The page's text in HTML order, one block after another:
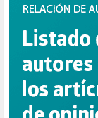
CINE (35)
COMPROMISO
CONFERENCIA
CONSUMO (1)
CORONAVIRUS
CORRUPCIÓN
CULTURA (704)